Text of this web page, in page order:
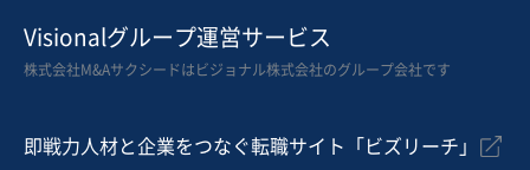
Visionalグループ運営サービス
株式会社M&Aサクシードはビジョナル株式会社のグループ会社です
即戦力人材と企業をつなぐ転職サイト「ビズリーチ」